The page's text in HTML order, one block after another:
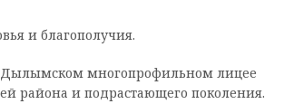
и благополучия.
Дылымском многопрофильном лицее
района и подрастающего поколения.